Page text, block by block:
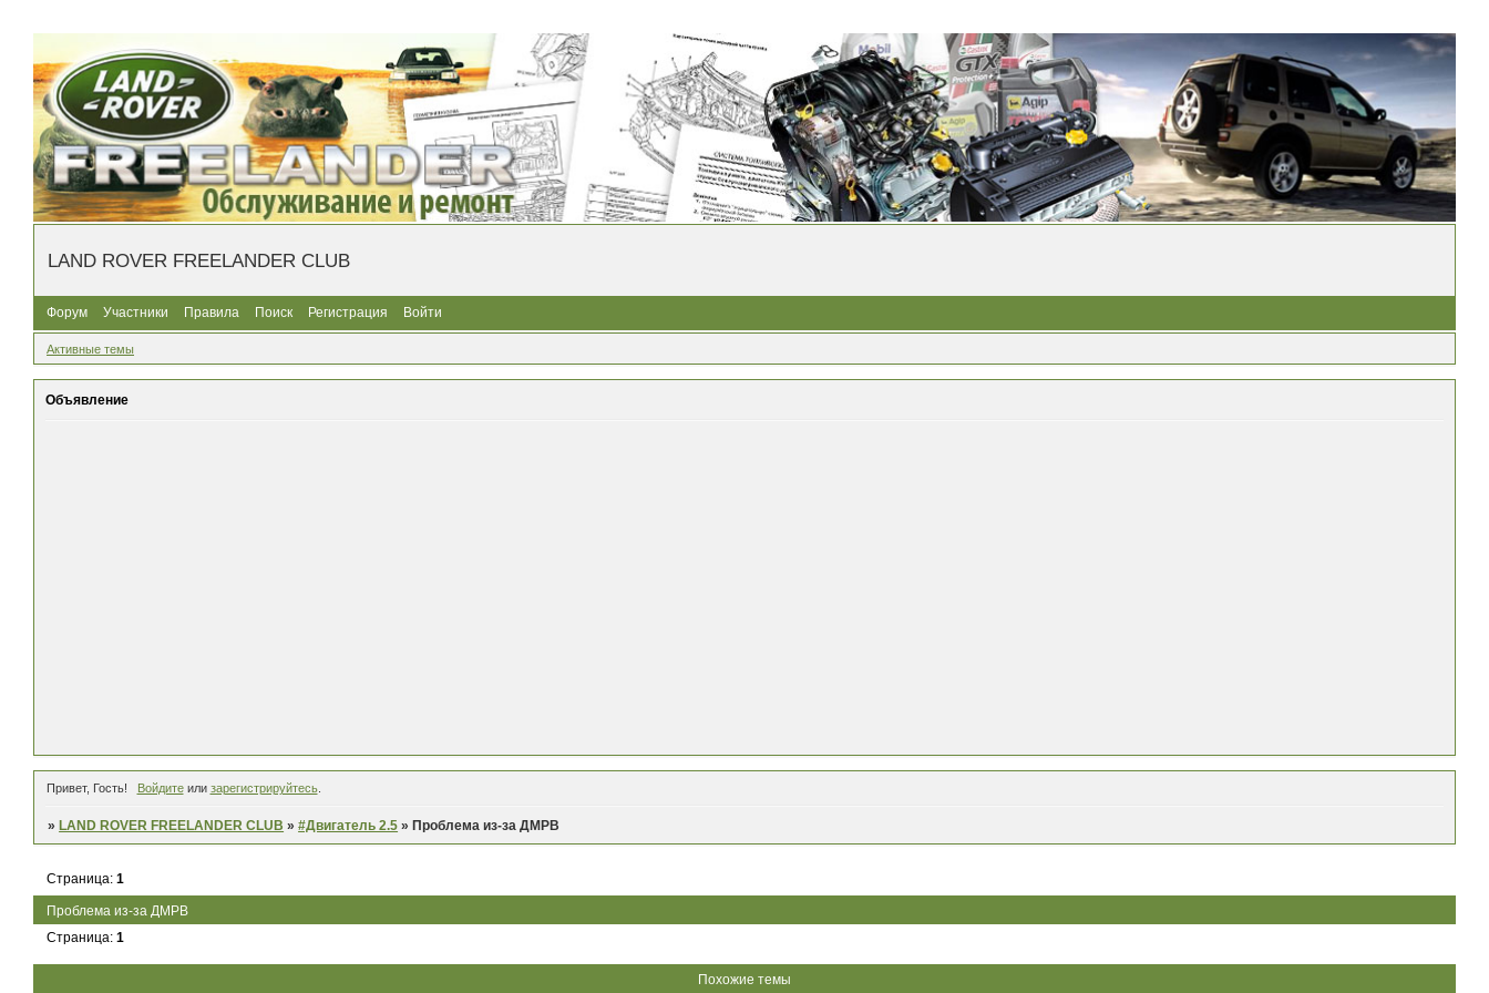
LAND ROVER FREELANDER CLUB
Форум Участники Правила Поиск Регистрация Войти
Активные темы
Объявление
Привет, Гость! Войдитеили зарегистрируйтесь.
»LAND ROVER FREELANDER CLUB »#Двигатель 2.5 »Проблема из-за ДМРВ
Проблема из-за ДМРВ
Страница:1
Страница:1
Похожие темы